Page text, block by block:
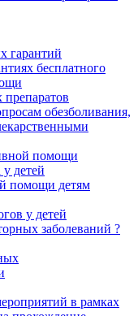
гарантий
бесплатного
обезболивания,
помощи
детей
помощи детям
у детей
заболеваний ?
в рамках